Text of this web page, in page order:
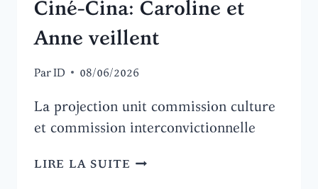
Ciné-Cina: Caroline et
Anne veillent
ParID 08/06/2026
La projection unit commission culture
et commission interconvictionnelle
LIRE LA SUITE CINÉ-